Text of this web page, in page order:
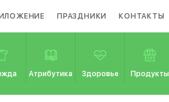
ПРАЗДНИКИ КОНТАКТЫ
Атрибутика Здоровье Продукты